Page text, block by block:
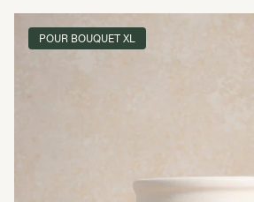
POUR BOUQUET XL